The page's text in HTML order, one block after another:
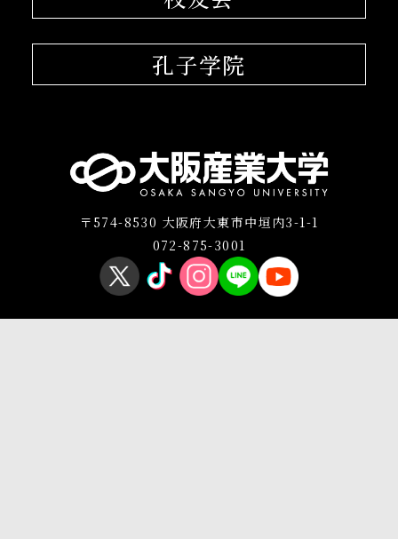
孔子学院
〒574-8530 大阪府大東市中垣内3-1-1
072-875-3001